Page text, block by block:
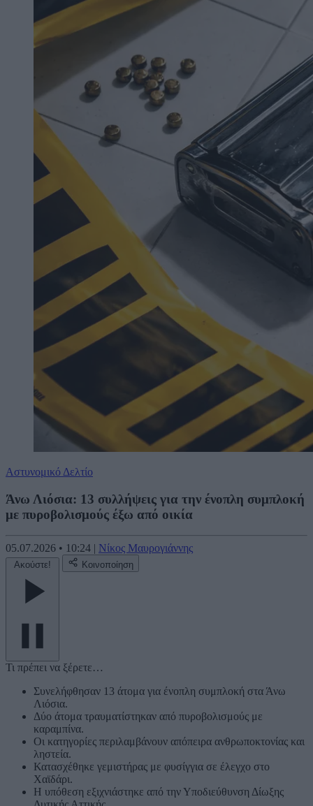
Αστυνομικό Δελτίο
Άνω Λιόσια: 13 συλλήψεις για την ένοπλη συμπλοκή
με πυροβολισμούς έξω από οικία
05.07.2026 • 10:24 | Νίκος Μαυρογιάννης
Ακούστε! Κοινοποίηση
Τι πρέπει να ξέρετε…
Συνελήφθησαν 13 άτομα για ένοπλη συμπλοκή στα Άνω
Λιόσια.
Δύο άτομα τραυματίστηκαν από πυροβολισμούς με
καραμπίνα.
Οι κατηγορίες περιλαμβάνουν απόπειρα ανθρωποκτονίας και
ληστεία.
Κατασχέθηκε γεμιστήρας με φυσίγγια σε έλεγχο στο
Χαϊδάρι.
Η υπόθεση εξιχνιάστηκε από την Υποδιεύθυνση Δίωξης